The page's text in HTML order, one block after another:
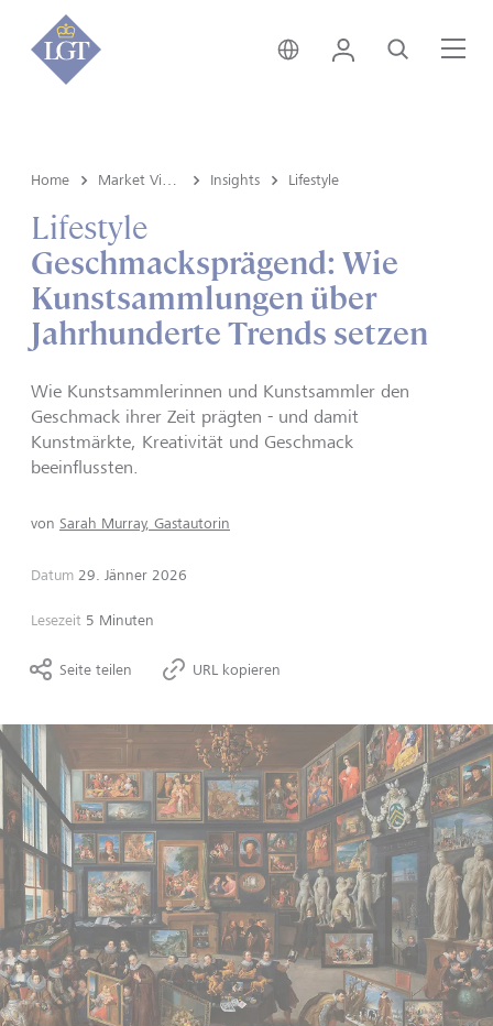
Österreich • Deutsch
Login Suche
Home Insights Lifestyle
Lifestyle
Geschmacksprägend: Wie
Kunstsammlungen über
Jahrhunderte Trends setzen
Wie Kunstsammlerinnen und Kunstsammler den
Geschmack ihrer Zeit prägten - und damit
Kunstmärkte, Kreativität und Geschmack
beeinflussten.
von Sarah Murray, Gastautorin
Datum 29. Jänner 2026
Lesezeit 5 Minuten
Seite teilen URL kopieren